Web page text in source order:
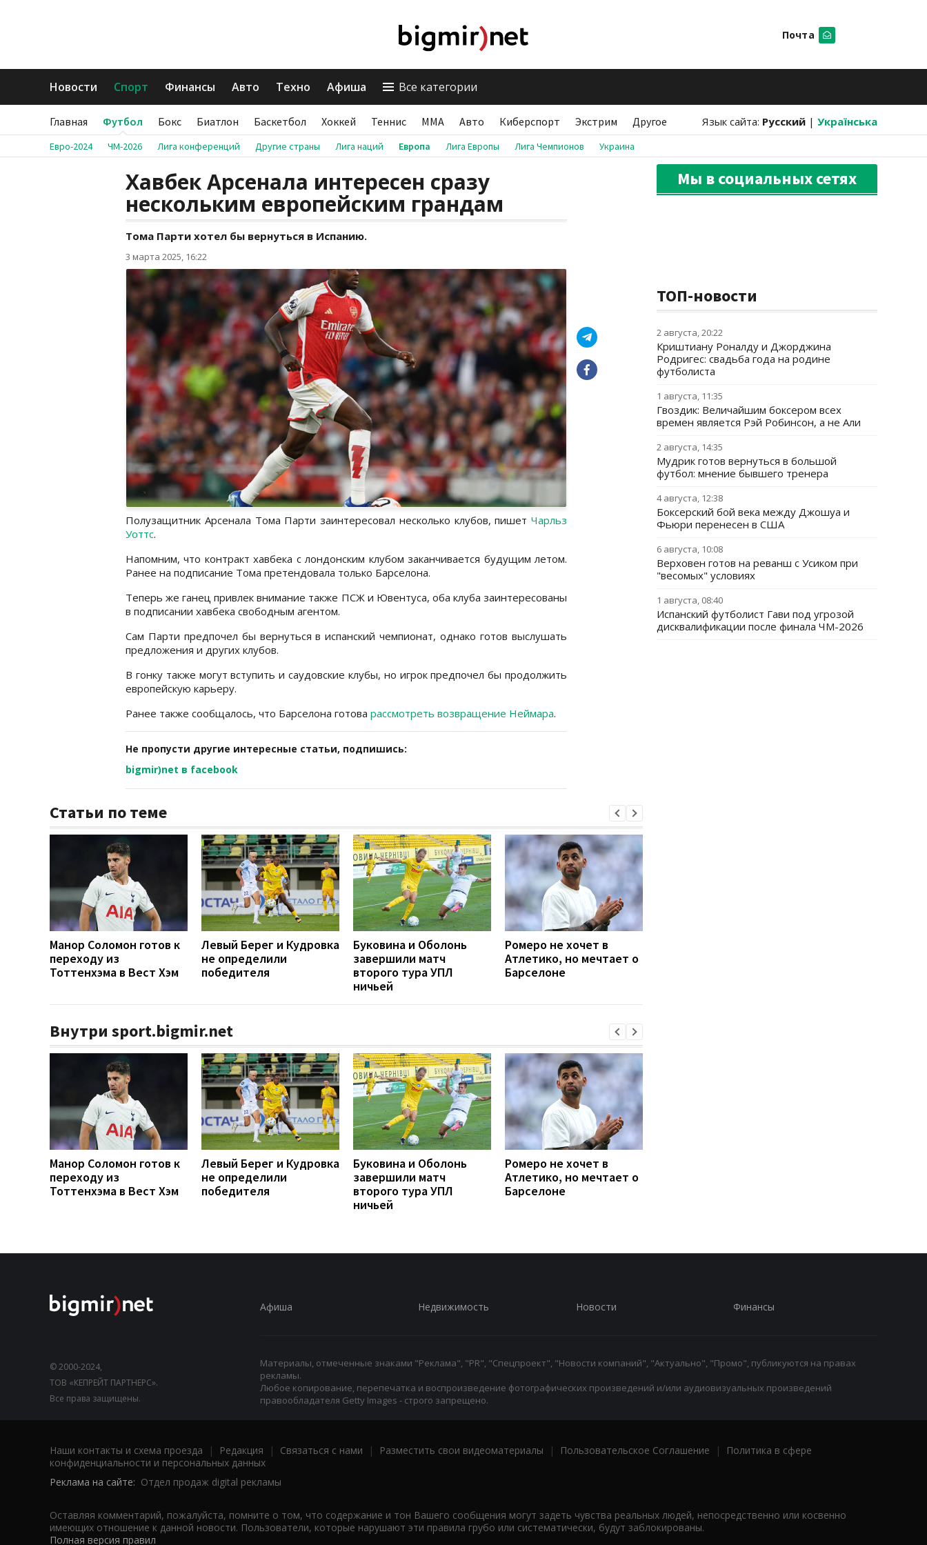
Почта
Новости Спорт Финансы Авто Техно Афиша Все категории
Главная Футбол Бокс Биатлон Баскетбол Хоккей Теннис ММА Авто Киберспорт Экстрим Другое Язык сайта: Русский | Українська
Евро-2024 ЧМ-2026 Лига конференций Другие страны Лига наций Европа Лига Европы Лига Чемпионов Украина
Хавбек Арсенала интересен сразу
нескольким европейским грандам
Тома Парти хотел бы вернуться в Испанию.
3 марта 2025, 16:22
Полузащитник Арсенала Тома Парти заинтересовал несколько клубов, пишет Чарльз
Уоттс.
Напомним, что контракт хавбека с лондонским клубом заканчивается будущим летом.
Ранее на подписание Тома претендовала только Барселона.
Теперь же ганец привлек внимание также ПСЖ и Ювентуса, оба клуба заинтересованы
в подписании хавбека свободным агентом.
Сам Парти предпочел бы вернуться в испанский чемпионат, однако готов выслушать
предложения и других клубов.
В гонку также могут вступить и саудовские клубы, но игрок предпочел бы продолжить
европейскую карьеру.
Ранее также сообщалось, что Барселона готова рассмотреть возвращение Неймара.
Не пропусти другие интересные статьи, подпишись:
bigmir)net в facebook
Статьи по теме
Манор Соломон готов к
переходу из
Тоттенхэма в Вест Хэм
Левый Берег и Кудровка
не определили
победителя
Буковина и Оболонь
завершили матч
второго тура УПЛ
ничьей
Ромеро не хочет в
Атлетико, но мечтает о
Барселоне
Внутри sport.bigmir.net
Манор Соломон готов к
переходу из
Тоттенхэма в Вест Хэм
Левый Берег и Кудровка
не определили
победителя
Буковина и Оболонь
завершили матч
второго тура УПЛ
ничьей
Ромеро не хочет в
Атлетико, но мечтает о
Барселоне
Мы в социальных сетях
ТОП-новости
2 августа, 20:22
Криштиану Роналду и Джорджина
Родригес: свадьба года на родине
футболиста
1 августа, 11:35
Гвоздик: Величайшим боксером всех
времен является Рэй Робинсон, а не Али
2 августа, 14:35
Мудрик готов вернуться в большой
футбол: мнение бывшего тренера
4 августа, 12:38
Боксерский бой века между Джошуа и
Фьюри перенесен в США
6 августа, 10:08
Верховен готов на реванш с Усиком при
"весомых" условиях
1 августа, 08:40
Испанский футболист Гави под угрозой
дисквалификации после финала ЧМ-2026
© 2000-2024,
ТОВ «КЕПРЕЙТ ПАРТНЕРС».
Все права защищены.
Афиша Недвижимость Новости Финансы
Материалы, отмеченные знаками "Реклама", "PR", "Спецпроект", "Новости компаний", "Актуально", "Промо", публикуются на правах
рекламы.
Любое копирование, перепечатка и воспроизведение фотографических произведений и/или аудиовизуальных произведений
правообладателя Getty Images - строго запрещено.
Наши контакты и схема проезда | Редакция | Связаться с нами | Разместить свои видеоматериалы | Пользовательское Соглашение |
Политика в сфере
конфиденциальности и персональных данных
Реклама на сайте: Отдел продаж digital рекламы
Оставляя комментарий, пожалуйста, помните о том, что содержание и тон Вашего сообщения могут задеть чувства реальных людей, непосредственно или косвенно
имеющих отношение к данной новости. Пользователи, которые нарушают эти правила грубо или систематически, будут заблокированы.
Полная версия правил